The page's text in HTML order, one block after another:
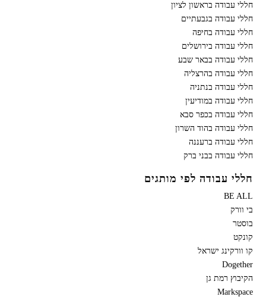
חללי עבודה בראשון לציון
חללי עבודה בגבעתיים
חללי עבודה בחיפה
חללי עבודה בירושלים
חללי עבודה בבאר שבע
חללי עבודה בהרצליה
חללי עבודה בנתניה
חללי עבודה במודיעין
חללי עבודה בכפר סבא
חללי עבודה בהוד השרון
חללי עבודה ברעננה
חללי עבודה בבני ברק
חללי עבודה לפי מותגים
BE ALL
בי וורק
בוסטר
קונקט
קו וורקינג ישראל
Dogether
הקיבוץ רמת גן
Markspace